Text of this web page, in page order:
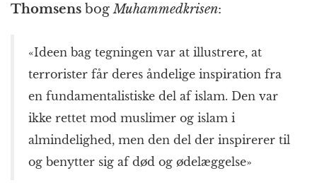
Thomsens bogMuhammedkrisen:
«Ideen bag tegningen var at illustrere, at
terrorister får deres åndelige inspiration fra
en fundamentalistiske del af islam. Den var
ikke rettet mod muslimer og islam i
almindelighed, men den del der inspirerer til
og benytter sig af død og ødelæggelse»